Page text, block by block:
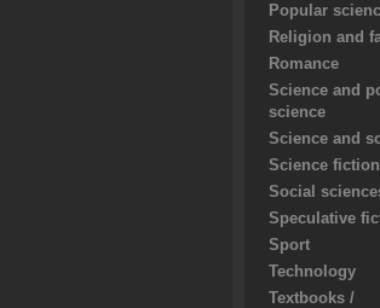
Popular
Religion and
Romance
Science and
science
Science and
Science fiction
Social
Speculative
Sport
Technology
Textbooks /